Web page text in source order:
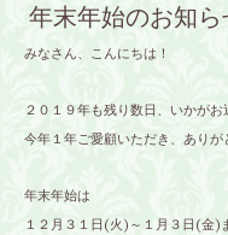
年末年始のお知ら
みなさん、こんにちは！
２０１９年も残り数日、いかがお
今年１年ご愛顧いただき、ありが
年末年始は
１２月３１日(火)～１月３日(金)